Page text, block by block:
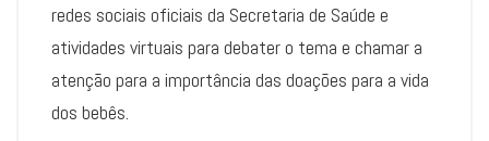
redes sociais oficiais da Secretaria de Saúde e
atividades virtuais para debater o tema e chamar a
atenção para a importância das doações para a vida
dos bebês.